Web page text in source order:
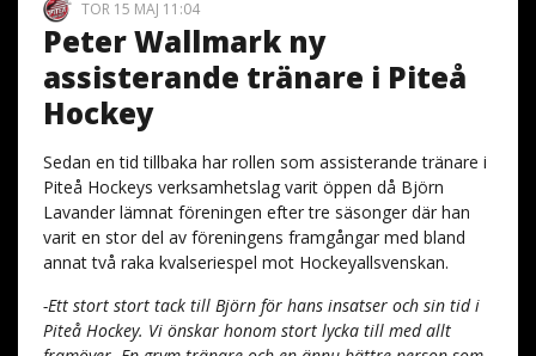
TOR 15 MAJ 11:04
Peter Wallmark ny
assisterande tränare i Piteå
Hockey
Sedan en tid tillbaka har rollen som assisterande tränare i
Piteå Hockeys verksamhetslag varit öppen då Björn
Lavander lämnat föreningen efter tre säsonger där han
varit en stor del av föreningens framgångar med bland
annat två raka kvalseriespel mot Hockeyallsvenskan.
-Ett stort stort tack till Björn för hans insatser och sin tid i
Piteå Hockey. Vi önskar honom stort lycka till med allt